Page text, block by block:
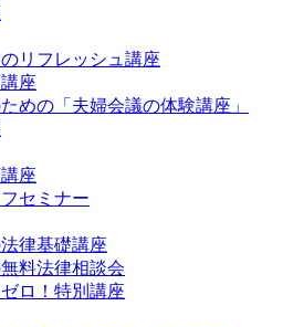
リフレッシュ講座
座
めの「夫婦会議の体験講座」
座
セミナー
律基礎講座
料法律相談会
ロ！特別講座